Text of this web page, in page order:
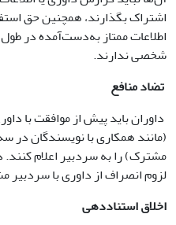
اشتراک بگذارند، همچنین حق
اطلاعات ممتاز به‌دست‌آمده در طول
شخصی ندارند.
تضاد منافع
داوران باید پیش از موافقت با
(مانند همکاری با نویسندگان در
مشترک) را به سردبیر اعلام
لزوم انصراف از داوری با سردبیر
اخلاق استناددهی